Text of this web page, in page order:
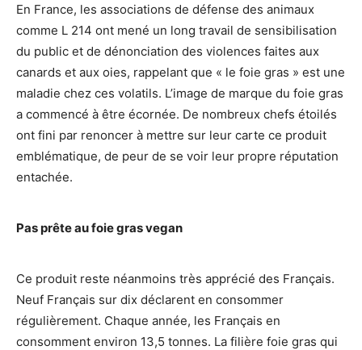
En France, les associations de défense des animaux
comme L 214 ont mené un long travail de sensibilisation
du public et de dénonciation des violences faites aux
canards et aux oies, rappelant que « le foie gras » est une
maladie chez ces volatils. L’image de marque du foie gras
a commencé à être écornée. De nombreux chefs étoilés
ont fini par renoncer à mettre sur leur carte ce produit
emblématique, de peur de se voir leur propre réputation
entachée.
Pas prête au foie gras vegan
Ce produit reste néanmoins très apprécié des Français.
Neuf Français sur dix déclarent en consommer
régulièrement. Chaque année, les Français en
consomment environ 13,5 tonnes. La filière foie gras qui